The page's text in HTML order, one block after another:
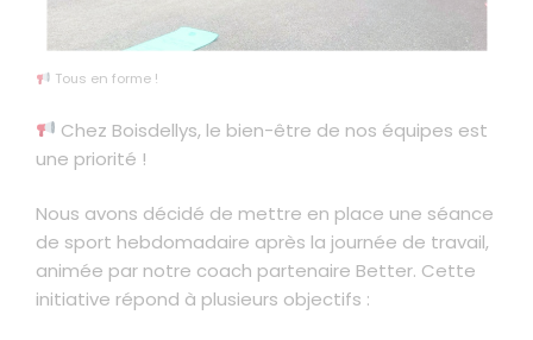
Tous en forme !
Chez Boisdellys, le bien-être de nos équipes est
une priorité !
Nous avons décidé de mettre en place une séance
de sport hebdomadaire après la journée de travail,
animée par notre coach partenaire Better. Cette
initiative répond à plusieurs objectifs :